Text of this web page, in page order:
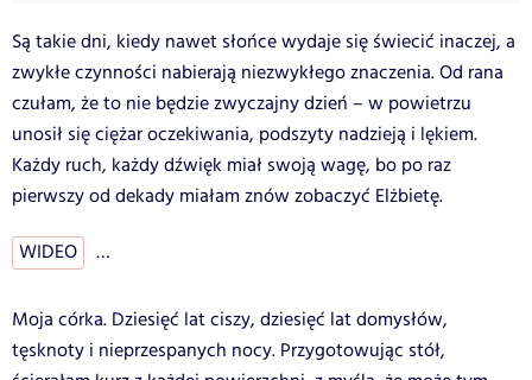
Są takie dni, kiedy nawet słońce wydaje się świecić inaczej, a
zwykłe czynności nabierają niezwykłego znaczenia. Od rana
czułam, że to nie będzie zwyczajny dzień – w powietrzu
unosił się ciężar oczekiwania, podszyty nadzieją i lękiem.
Każdy ruch, każdy dźwięk miał swoją wagę, bo po raz
pierwszy od dekady miałam znów zobaczyć Elżbietę.
WIDEO …
Moja córka. Dziesięć lat ciszy, dziesięć lat domysłów,
tęsknoty i nieprzespanych nocy. Przygotowując stół,